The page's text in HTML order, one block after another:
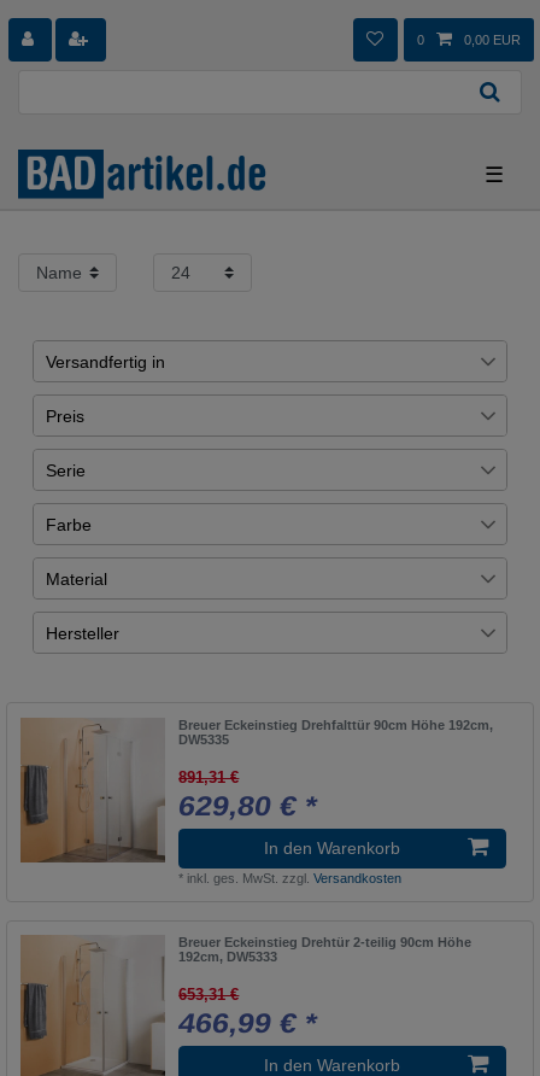
0 0,00 EUR
☰
Versandfertig in
1 - 5 Tagen
3 - 7 Tage 14
Preis
€ ― €
Übernehmen
Serie
Panorama
Espira 6
MK450
MK5358
Farbe
Glas
Glas trasparente 12
alu
Material
Uni-Test
Uni 17
Hersteller
Breuer Eckeinstieg Drehfalttür 90cm Höhe 192cm,
DW5335
891,31 €
629,80 € *
In den Warenkorb
* inkl. ges. MwSt. zzgl.Versandkosten
Breuer Eckeinstieg Drehtür 2-teilig 90cm Höhe
192cm, DW5333
653,31 €
466,99 € *
In den Warenkorb